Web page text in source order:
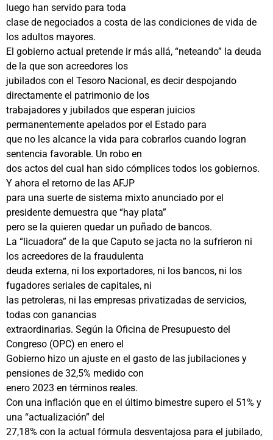
luego han servido para toda
clase de negociados a costa de las condiciones de vida de
los adultos mayores.
El gobierno actual pretende ir más allá, “neteando” la deuda
de la que son acreedores los
jubilados con el Tesoro Nacional, es decir despojando
directamente el patrimonio de los
trabajadores y jubilados que esperan juicios
permanentemente apelados por el Estado para
que no les alcance la vida para cobrarlos cuando logran
sentencia favorable. Un robo en
dos actos del cual han sido cómplices todos los gobiernos.
Y ahora el retorno de las AFJP
para una suerte de sistema mixto anunciado por el
presidente demuestra que “hay plata”
pero se la quieren quedar un puñado de bancos.
La “licuadora” de la que Caputo se jacta no la sufrieron ni
los acreedores de la fraudulenta
deuda externa, ni los exportadores, ni los bancos, ni los
fugadores seriales de capitales, ni
las petroleras, ni las empresas privatizadas de servicios,
todas con ganancias
extraordinarias. Según la Oficina de Presupuesto del
Congreso (OPC) en enero el
Gobierno hizo un ajuste en el gasto de las jubilaciones y
pensiones de 32,5% medido con
enero 2023 en términos reales.
Con una inflación que en el último bimestre supero el 51% y
una “actualización” del
27,18% con la actual fórmula desventajosa para el jubilado,